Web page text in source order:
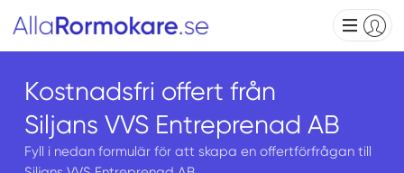
Kostnadsfri offert från
Siljans VVS Entreprenad AB
Fyll i nedan formulär för att skapa en offertförfrågan till